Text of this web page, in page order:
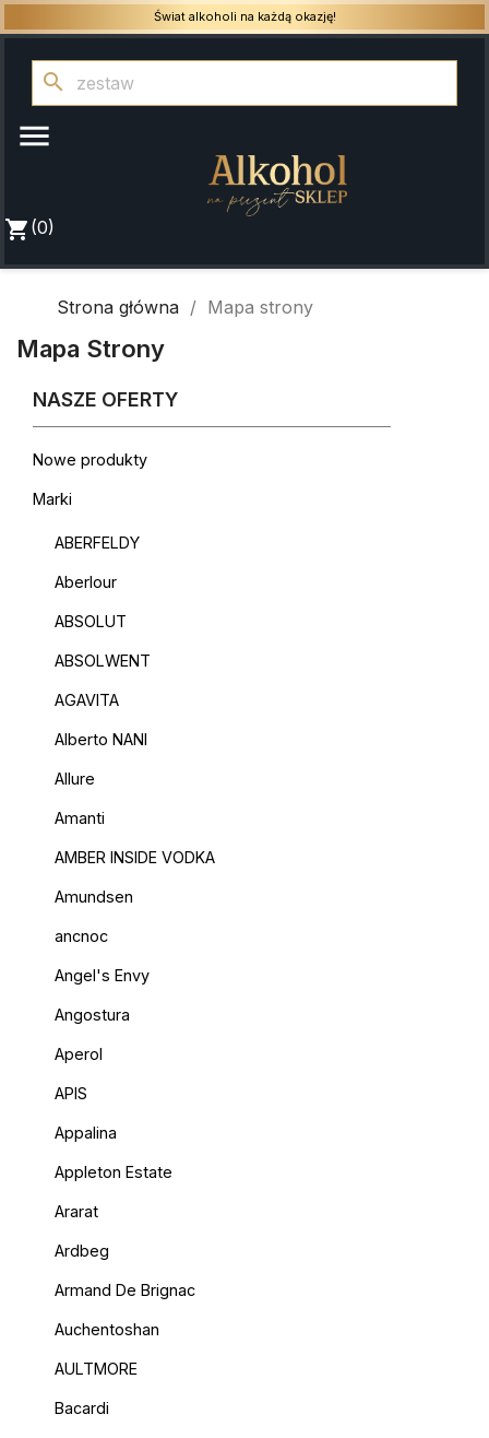
Świat alkoholi na każdą okazję!
search

shopping_cart (0)
Strona główna Mapa strony
Mapa Strony
NASZE OFERTY
Nowe produkty
Marki
ABERFELDY
Aberlour
ABSOLUT
ABSOLWENT
AGAVITA
Alberto NANI
Allure
Amanti
AMBER INSIDE VODKA
Amundsen
ancnoc
Angel's Envy
Angostura
Aperol
APIS
Appalina
Appleton Estate
Ararat
Ardbeg
Armand De Brignac
Auchentoshan
AULTMORE
Bacardi